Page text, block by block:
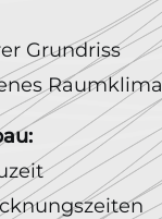
Grundriss
Raumklima